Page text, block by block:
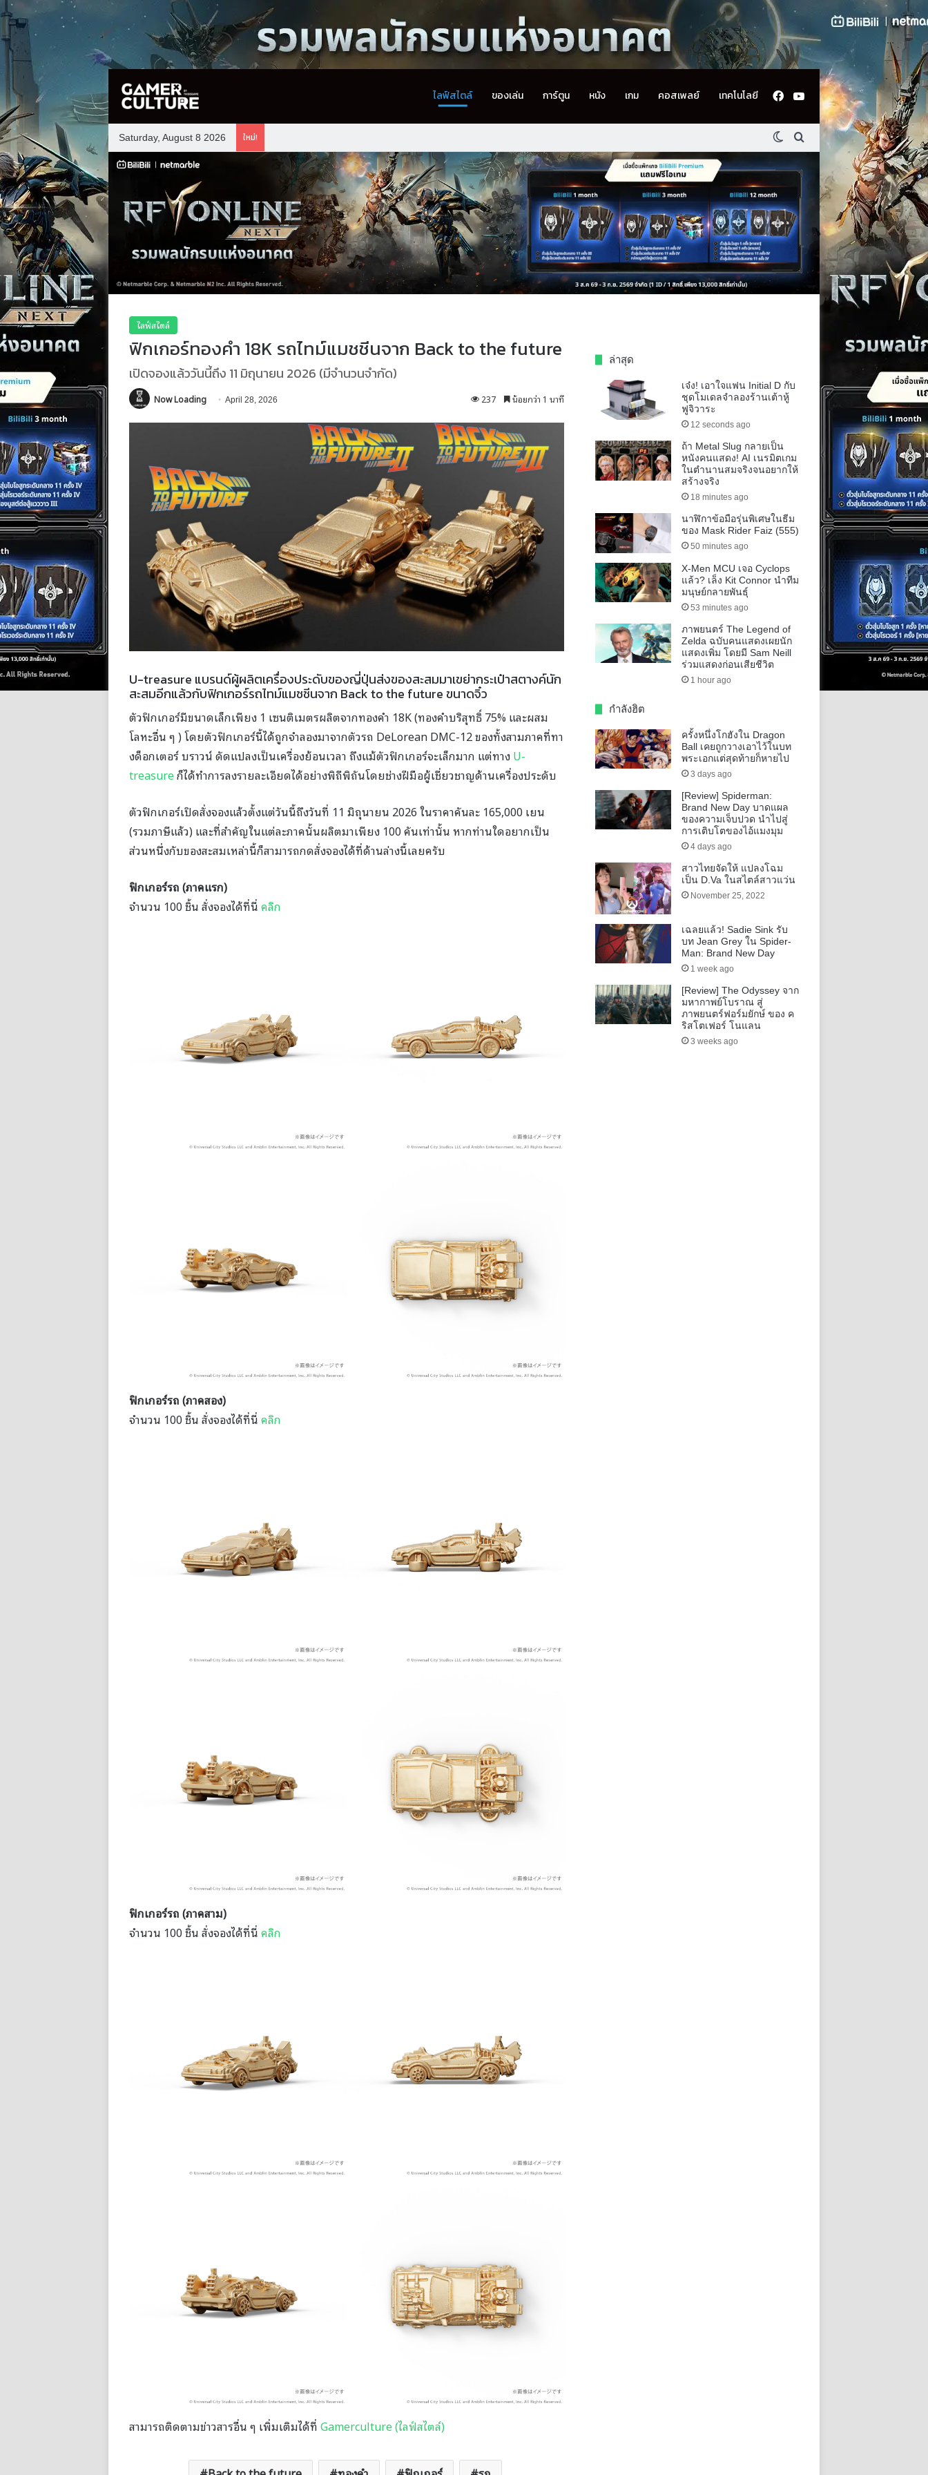
ไลฟ์สไตล์ ของเล่น การ์ตูน หนัง เกม คอสเพลย์ เทคโนโลยี Facebook
YouTube
Saturday, August 8 2026 ใหม่! Switch skin
ค้นหา
ไลฟ์สไตล์
ฟิกเกอร์ทองคำ 18K รถไทม์แมชชีนจาก Back to the future
เปิดจองแล้ววันนี้ถึง 11 มิถุนายน 2026 (มีจำนวนจำกัด)
Now Loading April 28, 2026 237 น้อยกว่า 1 นาที
U-treasure แบรนด์ผู้ผลิตเครื่องประดับของญี่ปุ่นส่งของสะสมมาเขย่ากระเป๋าสตางค์นัก
สะสมอีกแล้วกับฟิกเกอร์รถไทม์แมชชีนจาก Back to the future ขนาดจิ๋ว
ตัวฟิกเกอร์มีขนาดเล็กเพียง 1 เซนติเมตรผลิตจากทองคำ 18K (ทองคำบริสุทธิ์ 75% และผสม
โลหะอื่น ๆ ) โดยตัวฟิกเกอร์นี้ได้ถูกจำลองมาจากตัวรถ DeLorean DMC-12 ของทั้งสามภาคที่ทา
งด็อกเตอร์ บราวน์ ดัดแปลงเป็นเครื่องย้อนเวลา ถึงแม้ตัวฟิกเกอร์จะเล็กมาก แต่ทางU-
treasureก็ได้ทำการลงรายละเอียดได้อย่างพิถีพิถันโดยช่างฝีมือผู้เชี่ยวชาญด้านเครื่องประดับ
ตัวฟิกเกอร์เปิดสั่งจองแล้วตั้งแต่วันนี้ถึงวันที่ 11 มิถุนายน 2026 ในราคาคันละ 165,000 เยน
(รวมภาษีแล้ว) และที่สำคัญในแต่ละภาคนั้นผลิตมาเพียง 100 คันเท่านั้น หากท่านใดอยากเป็น
ส่วนหนึ่งกับของสะสมเหล่านี้ก็สามารถกดสั่งจองได้ที่ด้านล่างนี้เลยครับ
ฟิกเกอร์รถ (ภาคแรก)
จำนวน 100 ชิ้น สั่งจองได้ที่นี่คลิก
ฟิกเกอร์รถ (ภาคสอง)
จำนวน 100 ชิ้น สั่งจองได้ที่นี่คลิก
ฟิกเกอร์รถ (ภาคสาม)
จำนวน 100 ชิ้น สั่งจองได้ที่นี่คลิก
สามารถติดตามข่าวสารอื่น ๆ เพิ่มเติมได้ที่Gamerculture (ไลฟ์สไตล์)
ล่าสุด
เจ๋ง! เอาใจแฟน Initial D กับ
ชุดโมเดลจำลองร้านเต้าหู้
ฟูจิวาระ
12 seconds ago
ถ้า Metal Slug กลายเป็น
หนังคนแสดง! AI เนรมิตเกม
ในตำนานสมจริงจนอยากให้
สร้างจริง
18 minutes ago
นาฬิกาข้อมือรุ่นพิเศษในธีม
ของ Mask Rider Faiz (555)
50 minutes ago
X-Men MCU เจอ Cyclops
แล้ว? เล็ง Kit Connor นำทีม
มนุษย์กลายพันธุ์
53 minutes ago
ภาพยนตร์ The Legend of
Zelda ฉบับคนแสดงเผยนัก
แสดงเพิ่ม โดยมี Sam Neill
ร่วมแสดงก่อนเสียชีวิต
1 hour ago
กำลังฮิต
ครั้งหนึ่งโกฮังใน Dragon
Ball เคยถูกวางเอาไว้ในบท
พระเอกแต่สุดท้ายก็หายไป
3 days ago
[Review] Spiderman:
Brand New Day บาดแผล
ของความเจ็บปวด นำไปสู่
การเติบโตของไอ้แมงมุม
4 days ago
สาวไทยจัดให้ แปลงโฉม
เป็น D.Va ในสไตล์สาวแว่น
November 25, 2022
เฉลยแล้ว! Sadie Sink รับ
บท Jean Grey ใน Spider-
Man: Brand New Day
1 week ago
[Review] The Odyssey จาก
มหากาพย์โบราณ สู่
ภาพยนตร์ฟอร์มยักษ์ ของ ค
ริสโตเฟอร์ โนแลน
3 weeks ago